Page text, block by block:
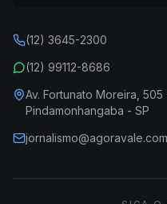
(12) 3645-2300
(12) 99112-8686
Av. Fortunato Moreira, 505
Pindamonhangaba - SP